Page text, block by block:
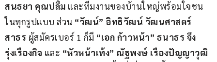
สนธยา คุณปลื้ม และทีมงานของบ้านใหญ่พร้อมใจชน
ในทุกรูปแบบ ส่วน “วัฒน์” อิทธิวัฒน์ วัฒนศาสตร์
สาธร ผู้สมัครเบอร์ 1 ก็มี “เอก ก้าวหน้า” ธนาธร จึง
รุ่งเรืองกิจ และ “หัวหน้าเท้ง” ณัฐพงษ์ เรืองปัญญาวุฒิ